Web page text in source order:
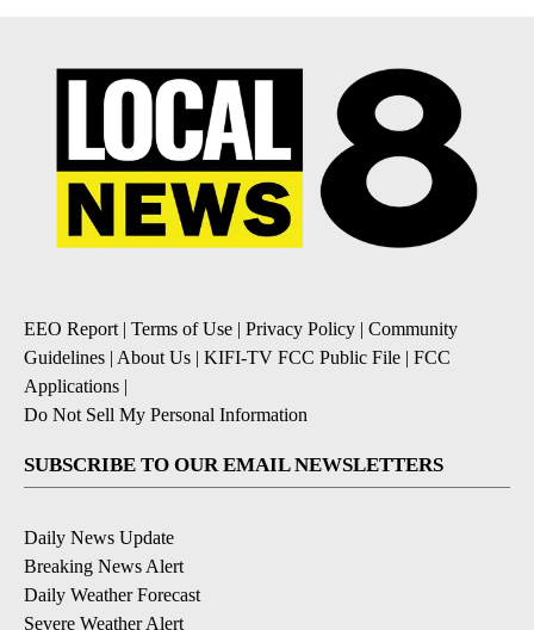
EEO Report| Terms of Use | Privacy Policy | Community
Guidelines | About Us | KIFI-TV FCC Public File | FCC
Applications |
Do Not Sell My Personal Information
SUBSCRIBE TO OUR EMAIL NEWSLETTERS
Daily News Update
Breaking News Alert
Daily Weather Forecast
Severe Weather Alert